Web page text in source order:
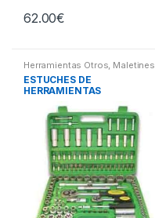
62.00€
Herramientas Otros, Maletines
Herramientas, Extractores,
Compresímetros, otros
ESTUCHES DE
HERRAMIENTAS